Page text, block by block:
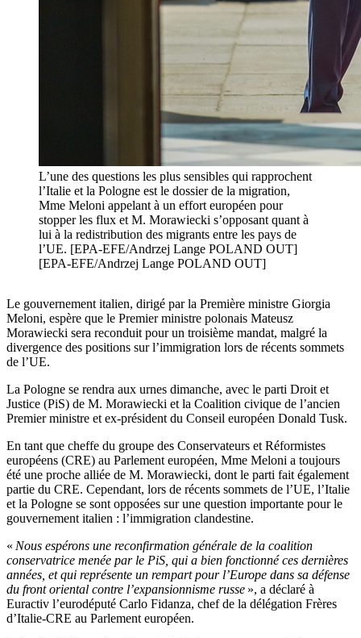
L’une des questions les plus sensibles qui rapprochent
l’Italie et la Pologne est le dossier de la migration,
Mme Meloni appelant à un effort européen pour
stopper les flux et M. Morawiecki s’opposant quant à
lui à la redistribution des migrants entre les pays de
l’UE. [EPA-EFE/Andrzej Lange POLAND OUT]
[EPA-EFE/Andrzej Lange POLAND OUT]
Le gouvernement italien, dirigé par la Première ministre Giorgia
Meloni, espère que le Premier ministre polonais Mateusz
Morawiecki sera reconduit pour un troisième mandat, malgré la
divergence des positions sur l’immigration lors de récents sommets
de l’UE.
La Pologne se rendra aux urnes dimanche, avec le parti Droit et
Justice (PiS) de M. Morawiecki et la Coalition civique de l’ancien
Premier ministre et ex-président du Conseil européen Donald Tusk.
En tant que cheffe du groupe des Conservateurs et Réformistes
européens (CRE) au Parlement européen, Mme Meloni a toujours
été une proche alliée de M. Morawiecki, dont le parti fait également
partie du CRE. Cependant, lors de récents sommets de l’UE, l’Italie
et la Pologne se sont opposées sur une question importante pour le
gouvernement italien : l’immigration clandestine.
« Nous espérons une reconfirmation générale de la coalition
conservatrice menée par le PiS, qui a bien fonctionné ces dernières
années, et qui représente un rempart pour l’Europe dans sa défense
du front oriental contre l’expansionnisme russe », a déclaré à
Euractiv l’eurodéputé Carlo Fidanza, chef de la délégation Frères
d’Italie-CRE au Parlement européen.